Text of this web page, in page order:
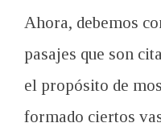
Ahora, debemos
pasajes que son
el propósito de
formado ciertos